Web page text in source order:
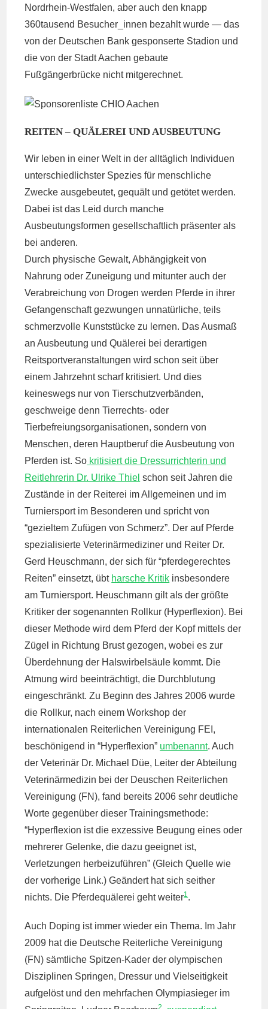
Nordrhein-Westfalen, aber auch den knapp
360tausend Besucher_innen bezahlt wurde — das
von der Deutschen Bank gesponserte Stadion und
die von der Stadt Aachen gebaute
Fußgängerbrücke nicht mitgerechnet.
REITEN – QUÄLEREI UND AUSBEUTUNG
Wir leben in einer Welt in der alltäglich Individuen
unterschiedlichster Spezies für menschliche
Zwecke ausgebeutet, gequält und getötet werden.
Dabei ist das Leid durch manche
Ausbeutungsformen gesellschaftlich präsenter als
bei anderen.
Durch physische Gewalt, Abhängigkeit von
Nahrung oder Zuneigung und mitunter auch der
Verabreichung von Drogen werden Pferde in ihrer
Gefangenschaft gezwungen unnatürliche, teils
schmerzvolle Kunststücke zu lernen. Das Ausmaß
an Ausbeutung und Quälerei bei derartigen
Reitsportveranstaltungen wird schon seit über
einem Jahrzehnt scharf kritisiert. Und dies
keineswegs nur von Tierschutzverbänden,
geschweige denn Tierrechts- oder
Tierbefreiungsorganisationen, sondern von
Menschen, deren Hauptberuf die Ausbeutung von
Pferden ist. So kritisiert die Dressurrichterin und
Reitlehrerin Dr. Ulrike Thiel schon seit Jahren die
Zustände in der Reiterei im Allgemeinen und im
Turniersport im Besonderen und spricht von
“gezieltem Zufügen von Schmerz”. Der auf Pferde
spezialisierte Veterinärmediziner und Reiter Dr.
Gerd Heuschmann, der sich für “pferdegerechtes
Reiten” einsetzt, übt harsche Kritik insbesondere
am Turniersport. Heuschmann gilt als der größte
Kritiker der sogenannten Rollkur (Hyperflexion). Bei
dieser Methode wird dem Pferd der Kopf mittels der
Zügel in Richtung Brust gezogen, wobei es zur
Überdehnung der Halswirbelsäule kommt. Die
Atmung wird beeinträchtigt, die Durchblutung
eingeschränkt. Zu Beginn des Jahres 2006 wurde
die Rollkur, nach einem Workshop der
internationalen Reiterlichen Vereinigung FEI,
beschönigend in “Hyperflexion” umbenannt. Auch
der Veterinär Dr. Michael Düe, Leiter der Abteilung
Veterinärmedizin bei der Deuschen Reiterlichen
Vereinigung (FN), fand bereits 2006 sehr deutliche
Worte gegenüber dieser Trainingsmethode:
“Hyperflexion ist die exzessive Beugung eines oder
mehrerer Gelenke, die dazu geeignet ist,
Verletzungen herbeizuführen” (Gleich Quelle wie
der vorherige Link.) Geändert hat sich seither
nichts. Die Pferdequälerei geht weiter1 .
Auch Doping ist immer wieder ein Thema. Im Jahr
2009 hat die Deutsche Reiterliche Vereinigung
(FN) sämtliche Spitzen-Kader der olympischen
Disziplinen Springen, Dressur und Vielseitigkeit
aufgelöst und den mehrfachen Olympiasieger im
2